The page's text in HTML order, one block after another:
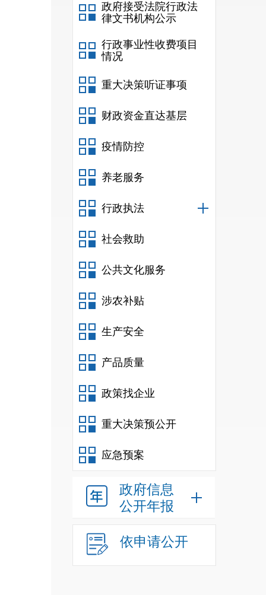
政府接受法院行政法
律文书机构公示
行政事业性收费项目
情况
重大决策听证事项
财政资金直达基层
疫情防控
养老服务
行政执法
社会救助
公共文化服务
涉农补贴
生产安全
产品质量
政策找企业
重大决策预公开
应急预案
政府信息
公开年报
依申请公开